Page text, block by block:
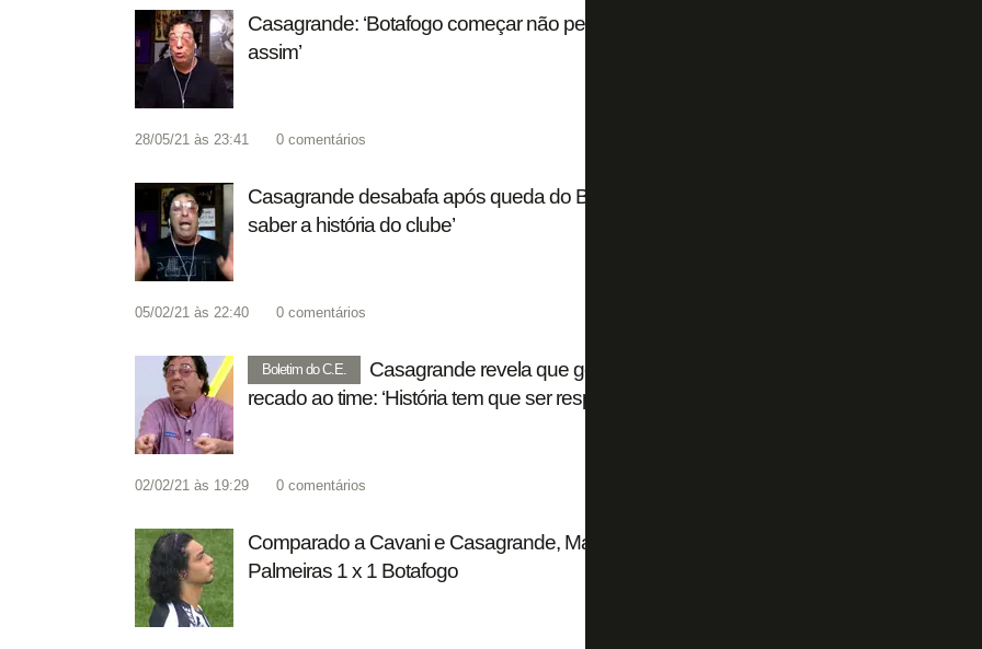
Casagrande: ‘Botafogo começar não perdendo na Série B não é tão ruim
assim’
28/05/21 às 23:41 0 comentários
Casagrande desabafa após queda do Botafogo: ‘Jogador tem que respeitar e
saber a história do clube’
05/02/21 às 22:40 0 comentários
Boletim do C.E.
Casagrande revela que gostaria de ter jogado no Botafogo e dá
recado ao time: ‘História tem que ser respeitada’
02/02/21 às 19:29 0 comentários
Comparado a Cavani e Casagrande, Matheus Nascimento ganha elogios em
Palmeiras 1 x 1 Botafogo